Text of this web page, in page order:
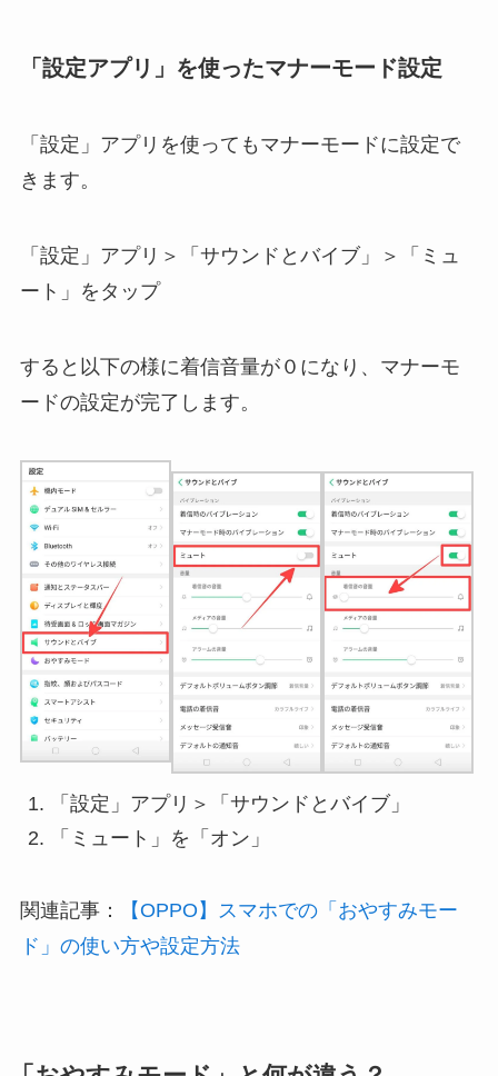
「設定アプリ」を使ったマナーモード設定
「設定」アプリを使ってもマナーモードに設定で
きます。
「設定」アプリ＞「サウンドとバイブ」＞「ミュ
ート」をタップ
すると以下の様に着信音量が０になり、マナーモ
ードの設定が完了します。
「設定」アプリ＞「サウンドとバイブ」
「ミュート」を「オン」
関連記事：
【OPPO】スマホでの「おやすみモー
ド」の使い方や設定方法